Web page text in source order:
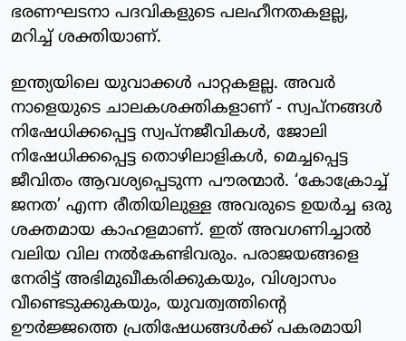
ഭരണഘടനാ പദവികളുടെ പലഹീനതകളല്ല,
മറിച്ച് ശക്തിയാണ്.
ഇന്ത്യയിലെ യുവാക്കൾ പാറ്റകളല്ല. അവർ
നാളെയുടെ ചാലകശക്തികളാണ് - സ്വപ്നങ്ങൾ
നിഷേധിക്കപ്പെട്ട സ്വപ്നജീവികൾ, ജോലി
നിഷേധിക്കപ്പെട്ട തൊഴിലാളികൾ, മെച്ചപ്പെട്ട
ജീവിതം ആവശ്യപ്പെടുന്ന പൗരന്മാർ. ‘കോക്രോച്ച്
ജനത’ എന്ന രീതിയിലുള്ള അവരുടെ ഉയർച്ച ഒരു
ശക്തമായ കാഹളമാണ്. ഇത് അവഗണിച്ചാൽ
വലിയ വില നൽകേണ്ടിവരും. പരാജയങ്ങളെ
നേരിട്ട് അഭിമുഖീകരിക്കുകയും, വിശ്വാസം
വീണ്ടെടുക്കുകയും, യുവത്വത്തിന്റെ
ഊർജ്ജത്തെ പ്രതിഷേധങ്ങൾക്ക് പകരമായി